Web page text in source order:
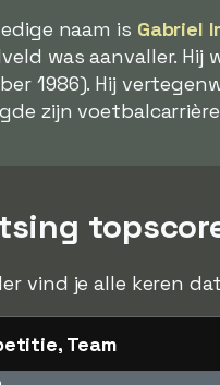
naam is Gabriel
was aanvaller. Hij
1986). Hij
zijn
vind je alle keren
Team